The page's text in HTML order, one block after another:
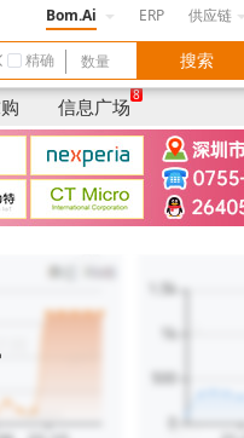
Bom.Ai ERP 供应链
精确
信息广场
8
品牌 /封装 仓库